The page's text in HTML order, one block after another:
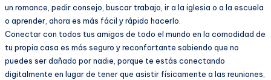
un romance, pedir consejo, buscar trabajo, ir a la iglesia o a la escuela
o aprender, ahora es más fácil y rápido hacerlo.
Conectar con todos tus amigos de todo el mundo en la comodidad de
tu propia casa es más seguro y reconfortante sabiendo que no
puedes ser dañado por nadie, porque te estás conectando
digitalmente en lugar de tener que asistir físicamente a las reuniones,